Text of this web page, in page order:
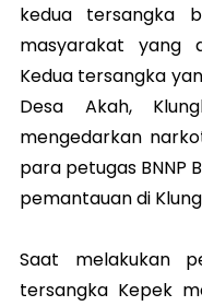
kedua tersangka
masyarakat yang
Kedua tersangka
Desa Akah,
mengedarkan
para petugas BNNP
pemantauan di
Saat melakukan
tersangka Kepek